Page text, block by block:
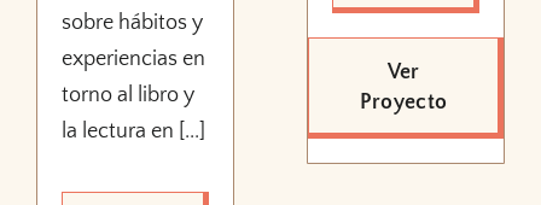
sobre hábitos y
experiencias en
torno al libro y
la lectura en [...]
Ver
Proyecto